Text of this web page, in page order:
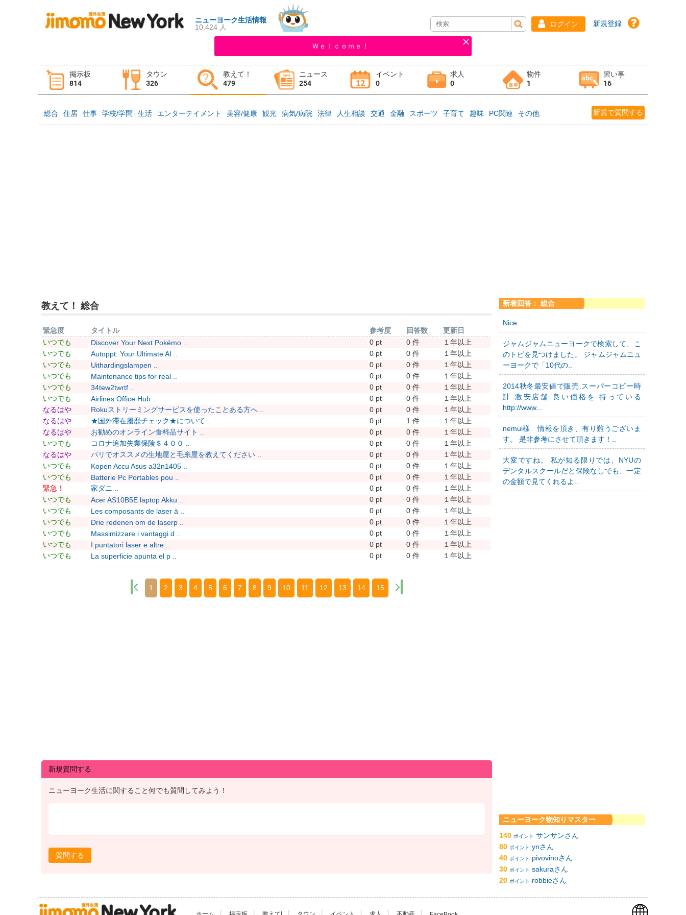
ニューヨーク生活情報
10,424 人
ログイン 新規登録
Ｗｅｌｃｏｍｅ！
掲示板
814
タウン
326
教えて！
479
ニュース
254
イベント
0
求人
0
物件
1
習い事
16
タウン情報 教えて！
イベント 求人
総合 住居 仕事 学校/学問 生活 エンターテイメント 美容/健康 観光 病気/病院 法律 人生相談 交通 金融 スポーツ 子育て 趣味 PC関連 その他 新規で質問する
教えて！ 総合
緊急度 タイトル 参考度 回答数
更新日
いつでも
Discover Your Next Pokémo .. 0 pt 0 件
１年以上
いつでも
Autoppt: Your Ultimate AI .. 0 pt 0 件
１年以上
いつでも
Uithardingslampen .. 0 pt 0 件
１年以上
いつでも
Maintenance tips for real .. 0 pt 0 件
１年以上
いつでも
34tew2twrtf .. 0 pt 0 件
１年以上
いつでも
Airlines Office Hub .. 0 pt 0 件
１年以上
なるはや
Rokuストリーミングサービスを使ったことある方へ .. 0 pt 0 件
１年以上
なるはや
★国外滞在履歴チェック★について .. 0 pt 1 件
１年以上
なるはや
お勧めのオンライン食料品サイト .. 0 pt 0 件
１年以上
いつでも
コロナ追加失業保険＄４００ .. 0 pt 0 件
１年以上
なるはや
パリでオススメの生地屋と毛糸屋を教えてください .. 0 pt 0 件
１年以上
いつでも
Kopen Accu Asus a32n1405 .. 0 pt 0 件
１年以上
いつでも
Batterie Pc Portables pou .. 0 pt 0 件
１年以上
緊急！
家ダニ .. 0 pt 0 件
１年以上
いつでも
Acer AS10B5E laptop Akku .. 0 pt 0 件
１年以上
いつでも
Les composants de laser à .. 0 pt 0 件
１年以上
いつでも
Drie redenen om de laserp .. 0 pt 0 件
１年以上
いつでも
Massimizzare i vantaggi d .. 0 pt 0 件
１年以上
いつでも
I puntatori laser e altre .. 0 pt 0 件
１年以上
いつでも
La superficie apunta el p .. 0 pt 0 件 １年以上
1 2 3 4 5 6 7 8 9 10 11 12 13 14 15
新規質問する
ニューヨーク生活に関すること何でも質問してみよう！
質問する
新着回答： 総合
Nice..
ジャムジャムニューヨークで検索して、こ
のトピを見つけました。 ジャムジャムニュ
ーヨークで「10代の..
2014秋冬最安値で販売.スーパーコピー時
計 激安店舗 良い価格を 持っている
http://www...
nemui様 情報を頂き、有り難うございま
す。 是非参考にさせて頂きます！..
大変ですね。 私が知る限りでは、NYUの
デンタルスクールだと保険なしでも、一定
の金額で見てくれるよ..
ニューヨーク物知りマスター
140 ポイント サンサンさん
80 ポイント ynさん
40 ポイント
pivovinoさん
30 ポイント sakuraさん
20 ポイント robbieさん